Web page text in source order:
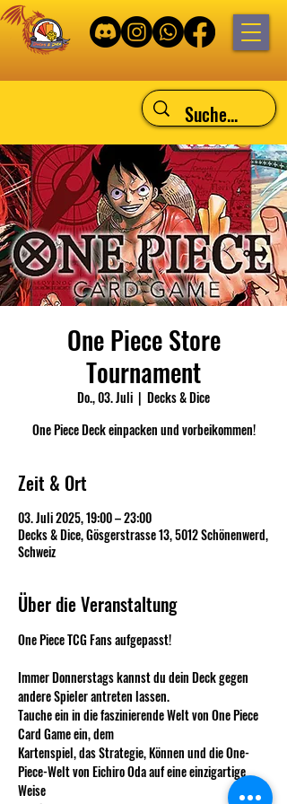
One Piece Store
Tournament
Do., 03. Juli
  |
Decks & Dice
One Piece Deck einpacken und vorbeikommen!
Zeit & Ort
03. Juli 2025, 19:00 – 23:00
Decks & Dice, Gösgerstrasse 13, 5012 Schönenwerd,
Schweiz
Über die Veranstaltung
One Piece TCG Fans aufgepasst!
Immer Donnerstags kannst du dein Deck gegen
andere Spieler antreten lassen.
Tauche ein in die faszinierende Welt von One Piece
Card Game ein, dem
Kartenspiel, das Strategie, Können und die One-
Piece-Welt von Eichiro Oda auf eine einzigartige
Weise